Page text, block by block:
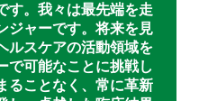
す。我々は最先端を走
ジャーです。将来を見
ルスケアの活動領域を
で可能なことに挑戦し
ることなく、常に革新